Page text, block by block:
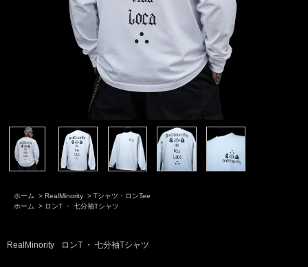
ホーム > RealMinority > Tシャツ・ロンTee
ホーム
> ロンT ・ 七分袖Tシャツ
RealMinority ロンT ・ 七分袖Tシャツ